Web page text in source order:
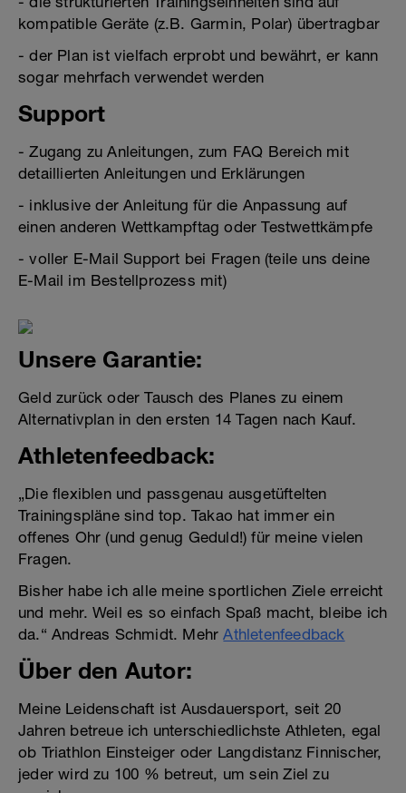
kompatible Geräte (z.B. Garmin, Polar) übertragbar
- der Plan ist vielfach erprobt und bewährt, er kann
sogar mehrfach verwendet werden
Support
- Zugang zu Anleitungen, zum FAQ Bereich mit
detaillierten Anleitungen und Erklärungen
- inklusive der Anleitung für die Anpassung auf
einen anderen Wettkampftag oder Testwettkämpfe
- voller E-Mail Support bei Fragen (teile uns deine
E-Mail im Bestellprozess mit)
Unsere Garantie:
Geld zurück oder Tausch des Planes zu einem
Alternativplan in den ersten 14 Tagen nach Kauf.
Athletenfeedback:
„Die flexiblen und passgenau ausgetüftelten
Trainingspläne sind top. Takao hat immer ein
offenes Ohr (und genug Geduld!) für meine vielen
Fragen.
Bisher habe ich alle meine sportlichen Ziele erreicht
und mehr. Weil es so einfach Spaß macht, bleibe ich
da.“ Andreas Schmidt. MehrAthletenfeedback
Über den Autor:
Meine Leidenschaft ist Ausdauersport, seit 20
Jahren betreue ich unterschiedlichste Athleten, egal
ob Triathlon Einsteiger oder Langdistanz Finnischer,
jeder wird zu 100 % betreut, um sein Ziel zu